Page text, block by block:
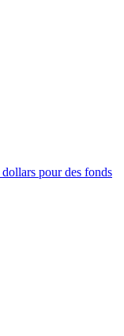
dollars pour des fonds